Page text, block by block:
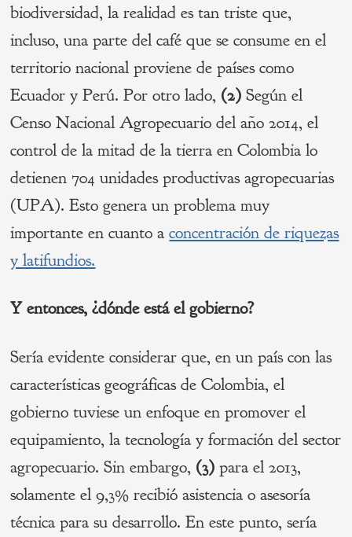
biodiversidad, la realidad es tan triste que,
incluso, una parte del café que se consume en el
territorio nacional proviene de países como
Ecuador y Perú. Por otro lado, (2) Según el
Censo Nacional Agropecuario del año 2014, el
control de la mitad de la tierra en Colombia lo
detienen 704 unidades productivas agropecuarias
(UPA). Esto genera un problema muy
importante en cuanto aconcentración de riquezas
y latifundios.
Y entonces, ¿dónde está el gobierno?
Sería evidente considerar que, en un país con las
características geográficas de Colombia, el
gobierno tuviese un enfoque en promover el
equipamiento, la tecnología y formación del sector
agropecuario. Sin embargo, (3) para el 2013,
solamente el 9,3% recibió asistencia o asesoría
técnica para su desarrollo. En este punto, sería